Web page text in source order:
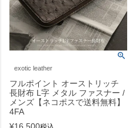
exotic leather
フルポイント オーストリッチ
長財布 L字 メタル ファスナー /
メンズ【ネコポスで送料無料】
4FA
¥16,500